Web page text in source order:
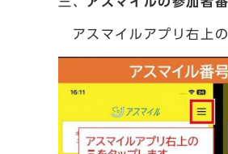
アスマイルアプリ右上